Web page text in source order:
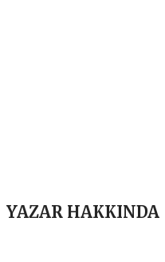
YAZAR HAKKINDA